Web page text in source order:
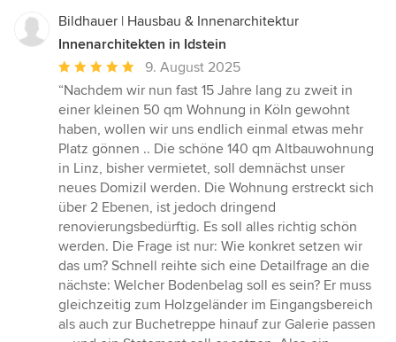
Bildhauer | Hausbau & Innenarchitektur
Innenarchitekten in Idstein
Durchschnittliche
Bewertung:
5
von
5
Sternen
9. August 2025
“Nachdem wir nun fast 15 Jahre lang zu zweit in
einer kleinen 50 qm Wohnung in Köln gewohnt
haben, wollen wir uns endlich einmal etwas mehr
Platz gönnen .. Die schöne 140 qm Altbauwohnung
in Linz, bisher vermietet, soll demnächst unser
neues Domizil werden. Die Wohnung erstreckt sich
über 2 Ebenen, ist jedoch dringend
renovierungsbedürftig. Es soll alles richtig schön
werden. Die Frage ist nur: Wie konkret setzen wir
das um? Schnell reihte sich eine Detailfrage an die
nächste: Welcher Bodenbelag soll es sein? Er muss
gleichzeitig zum Holzgeländer im Eingangsbereich
als auch zur Buchetreppe hinauf zur Galerie passen